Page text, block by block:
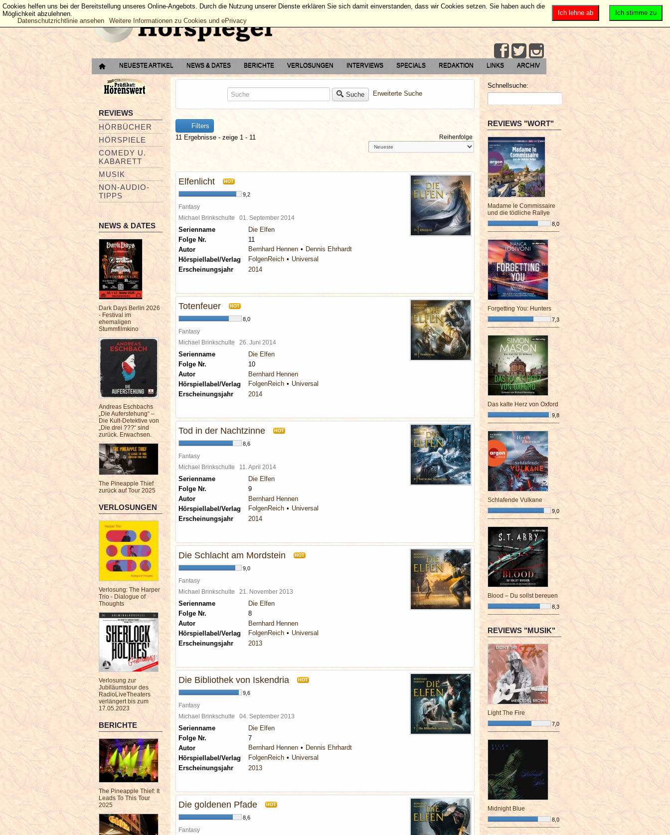
NEUESTE ARTIKEL NEWS & DATES BERICHTE VERLOSUNGEN INTERVIEWS SPECIALS REDAKTION LINKS ARCHIV
REVIEWS
HÖRBÜCHER
HÖRSPIELE
COMEDY U.
KABARETT
MUSIK
NON-AUDIO-
TIPPS
NEWS & DATES
Dark Days Berlin 2026
- Festival im
ehemaligen
Stummfilmkino
Andreas Eschbachs
„Die Auferstehung“ –
Die Kult-Detektive von
„Die drei ???“ sind
zurück. Erwachsen.
The Pineapple Thief
zurück auf Tour 2025
VERLOSUNGEN
Verlosung: The Harper
Trio - Dialogue of
Thoughts
Verlosung zur
Jubiläumstour des
RadioLiveTheaters
verlängert bis zum
17.05.2023
BERICHTE
The Pineapple Thief: It
Leads To This Tour
2025
Suche Erweiterte Suche
Filters
11 Ergebnisse - zeige 1 - 11
Reihenfolge
Elfenlicht HOT
9,2
Fantasy
Michael Brinkschulte 01. September 2014
Serienname
Die Elfen
Folge Nr.
11
Autor
Bernhard Hennen
Dennis Ehrhardt
Hörspiellabel/Verlag
FolgenReich
Universal
Erscheinungsjahr
2014
Totenfeuer HOT
8,0
Fantasy
Michael Brinkschulte 26. Juni 2014
Serienname
Die Elfen
Folge Nr.
10
Autor
Bernhard Hennen
Hörspiellabel/Verlag
FolgenReich
Universal
Erscheinungsjahr
2014
Tod in der Nachtzinne HOT
8,6
Fantasy
Michael Brinkschulte 11. April 2014
Serienname
Die Elfen
Folge Nr.
9
Autor
Bernhard Hennen
Hörspiellabel/Verlag
FolgenReich
Universal
Erscheinungsjahr
2014
Die Schlacht am Mordstein HOT
9,0
Fantasy
Michael Brinkschulte 21. November 2013
Serienname
Die Elfen
Folge Nr.
8
Autor
Bernhard Hennen
Hörspiellabel/Verlag
FolgenReich
Universal
Erscheinungsjahr
2013
Die Bibliothek von Iskendria HOT
9,6
Fantasy
Michael Brinkschulte 04. September 2013
Serienname
Die Elfen
Folge Nr.
7
Autor
Bernhard Hennen
Dennis Ehrhardt
Hörspiellabel/Verlag
FolgenReich
Universal
Erscheinungsjahr
2013
Die goldenen Pfade HOT
8,6
Fantasy
Schnellsuche:
REVIEWS "WORT"
Madame le Commissaire
und die tödliche Rallye
8,0
¯¯¯¯¯¯¯¯¯¯¯¯¯¯¯¯¯¯¯¯¯¯¯¯
Forgetting You: Hunters
7,3
¯¯¯¯¯¯¯¯¯¯¯¯¯¯¯¯¯¯¯¯¯¯¯¯
Das kalte Herz von Oxford
9,8
¯¯¯¯¯¯¯¯¯¯¯¯¯¯¯¯¯¯¯¯¯¯¯¯
Schlafende Vulkane
9,0
¯¯¯¯¯¯¯¯¯¯¯¯¯¯¯¯¯¯¯¯¯¯¯¯
Blood – Du sollst bereuen
8,3
¯¯¯¯¯¯¯¯¯¯¯¯¯¯¯¯¯¯¯¯¯¯¯¯
REVIEWS "MUSIK"
Light The Fire
7,0
¯¯¯¯¯¯¯¯¯¯¯¯¯¯¯¯¯¯¯¯¯¯¯¯
Midnight Blue
8,0
¯¯¯¯¯¯¯¯¯¯¯¯¯¯¯¯¯¯¯¯¯¯¯¯
Ich stimme zu
Ich lehne ab
Cookies helfen uns bei der Bereitstellung unseres Online-Angebots. Durch die Nutzung unserer Dienste erklären Sie sich damit einverstanden, dass wir Cookies setzen. Sie haben auch die
Möglichkeit abzulehnen.
Datenschutzrichtlinie ansehen
Weitere Informationen zu Cookies und ePrivacy